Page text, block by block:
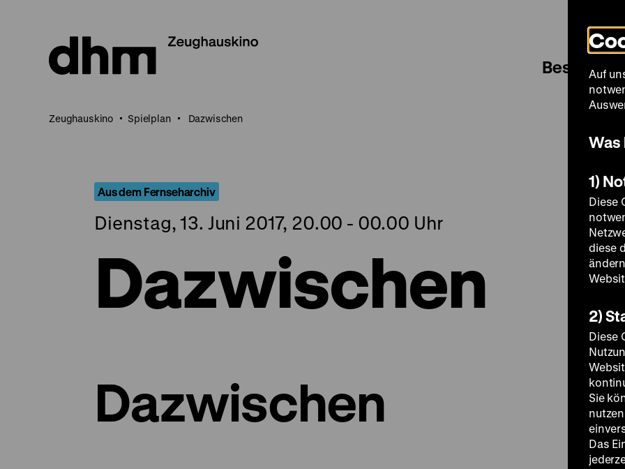
Seiteninhalt
springen
Besuch
Zeughauskino Spielplan Dazwischen
Aus dem Fernseharchiv
Dienstag, 13. Juni 2017, 20.00 - 00.00 Uhr
Dazwischen
Dazwischen
Auf
Was
1)
Diese
diese
2)
Diese
Sie
Das